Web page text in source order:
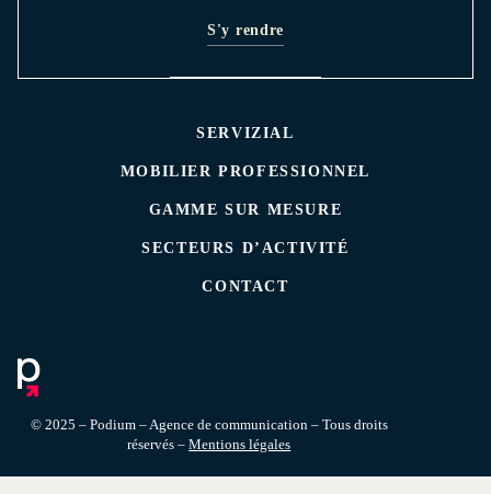
S'y rendre
SERVIZIAL
MOBILIER PROFESSIONNEL
GAMME SUR MESURE
SECTEURS D’ACTIVITÉ
CONTACT
© 2025 – Podium – Agence de communication – Tous droits
réservés –Mentions légales